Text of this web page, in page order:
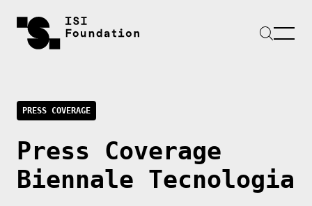
PRESS COVERAGE
Press Coverage
Biennale Tecnologia